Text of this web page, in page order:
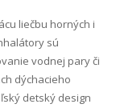
liečbu horných i
sú
vodnej pary či
dýchacieho
detský design